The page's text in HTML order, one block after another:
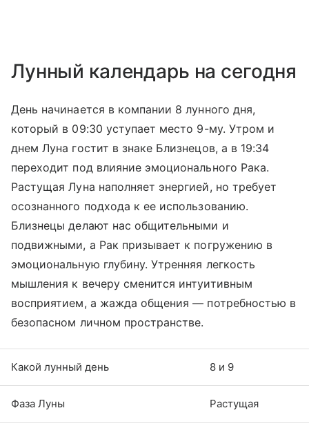
Лунный календарь на сегодня
День начинается в компании 8 лунного дня,
который в 09:30 уступает место 9-му. Утром и
днем Луна гостит в знаке Близнецов, а в 19:34
переходит под влияние эмоционального Рака.
Растущая Луна наполняет энергией, но требует
осознанного подхода к ее использованию.
Близнецы делают нас общительными и
подвижными, а Рак призывает к погружению в
эмоциональную глубину. Утренняя легкость
мышления к вечеру сменится интуитивным
восприятием, а жажда общения — потребностью в
безопасном личном пространстве.
Какой лунный день 8 и 9
Фаза Луны Растущая